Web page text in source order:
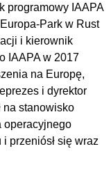
programowy IAAPA
Park w Rust
i kierownik
IAAPA w 2017
na Europę,
i dyrektor
na stanowisko
operacyjnego
przeniósł się wraz